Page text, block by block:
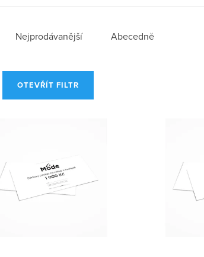
Nejprodávanější Abecedně
OTEVŘÍT FILTR